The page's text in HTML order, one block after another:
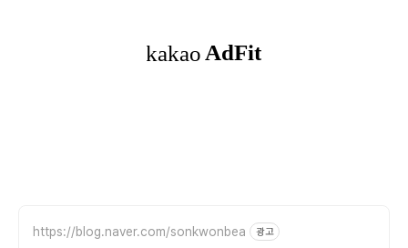
https://blog.naver.com/sonkwonbea 광고